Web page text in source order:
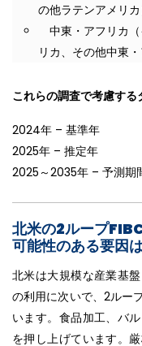
の他ラテンアメリカ
中東・アフリカ
リカ、その他中東・
これらの調査で考慮する
2024年 – 基準年
2025年 – 推定年
2025～2035年 – 予測期
北米の2ループ
可能性のある要因
北米は大規模な産業基
の利用に次いで、2ルー
います。食品加工、バ
を押し上げています。